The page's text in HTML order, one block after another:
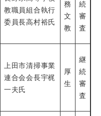
教職員組合執行
委員長高村裕氏
務
文
教
続
審
査
上田市清掃事業
連合会会長宇梶
一夫氏
厚
生
継
続
審
査